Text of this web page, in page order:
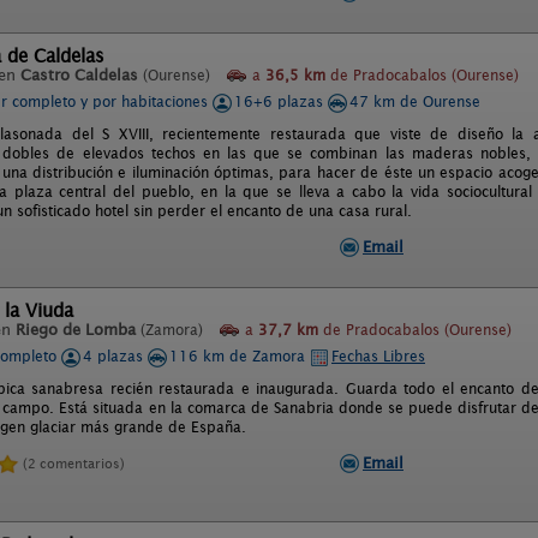
de Caldelas
Castro Caldelas (Ourense) a 36,5 km de Pradocabalos (Ourense)
completo y por habitaciones
16+6 plazas
47 km de Ourense
del S XVIII, recientemente restaurada que viste de diseño la
dobles de elevados techos en las que se combinan las maderas
distribución e iluminación óptimas, para hacer de éste un espacio
plaza central del pueblo, en la que se lleva a cabo la vida
sofisticado hotel sin perder el encanto de una casa rural.
Email
Viuda
Riego de Lomba (Zamora) a 37,7 km de Pradocabalos (Ourense)
4 plazas 116 km de Zamora
Fechas Libres
sanabresa recién restaurada e inaugurada. Guarda todo el encanto
Está situada en la comarca de Sanabria donde se puede disfrutar
glaciar más grande de España.
(2 comentarios) Email